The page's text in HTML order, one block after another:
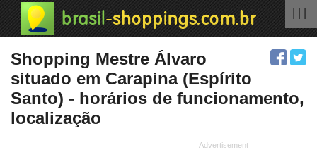
Shopping Mestre Álvaro
situado em Carapina (Espírito
Santo) - horários de funcionamento,
localização